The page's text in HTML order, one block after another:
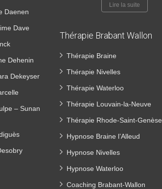
Daenen
Dave
Dehenin
Dekeyser
– Sunan
Lire la suite
Thérapie Brabant Wallon
Thérapie Braine
Thérapie Nivelles
Thérapie Waterloo
Thérapie Louvain-la-Neuve
Thérapie Rhode-Saint-Genèse
Hypnose Braine l’Alleud
Hypnose Nivelles
Hypnose Waterloo
Coaching Brabant-Wallon